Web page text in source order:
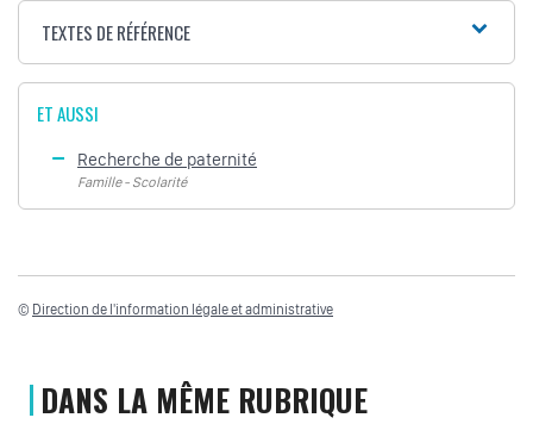
TEXTES DE RÉFÉRENCE
ET AUSSI
Recherche de paternité
Famille - Scolarité
© Direction de l'information légale et administrative
DANS LA MÊME RUBRIQUE